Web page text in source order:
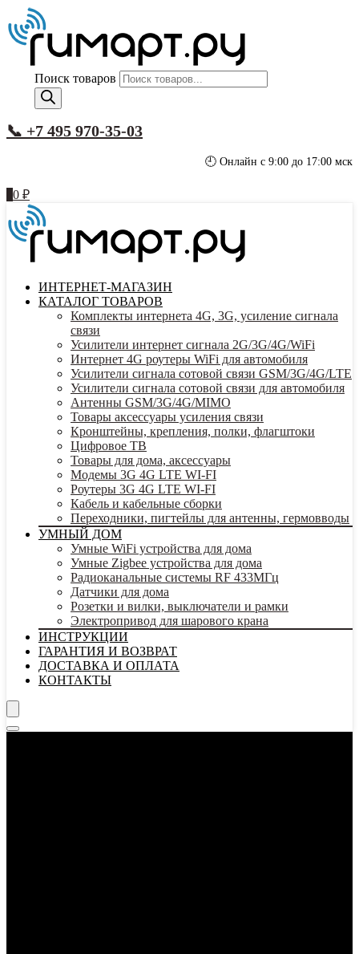
Поиск товаров
📞 +7 495 970-35-03
🕘 Онлайн с 9:00 до 17:00 мск
0 ₽
ИНТЕРНЕТ-МАГАЗИН
КАТАЛОГ ТОВАРОВ
Комплекты интернета 4G, 3G, усиление сигнала
связи
Усилители интернет сигнала 2G/3G/4G/WiFi
Интернет 4G роутеры WiFi для автомобиля
Усилители сигнала сотовой связи GSM/3G/4G/LTE
Усилители сигнала сотовой связи для автомобиля
Антенны GSM/3G/4G/MIMO
Товары аксессуары усиления связи
Кронштейны, крепления, полки, флагштоки
Цифровое ТВ
Товары для дома, аксессуары
Модемы 3G 4G LTE WI-FI
Роутеры 3G 4G LTE WI-FI
Кабель и кабельные сборки
Переходники, пигтейлы для антенны, гермовводы
УМНЫЙ ДОМ
Умные WiFi устройства для дома
Умные Zigbee устройства для дома
Радиоканальные системы RF 433МГц
Датчики для дома
Розетки и вилки, выключатели и рамки
Электропривод для шарового крана
ИНСТРУКЦИИ
ГАРАНТИЯ И ВОЗВРАТ
ДОСТАВКА И ОПЛАТА
КОНТАКТЫ